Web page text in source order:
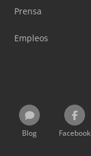
Prensa
Empleos
Blog Facebook